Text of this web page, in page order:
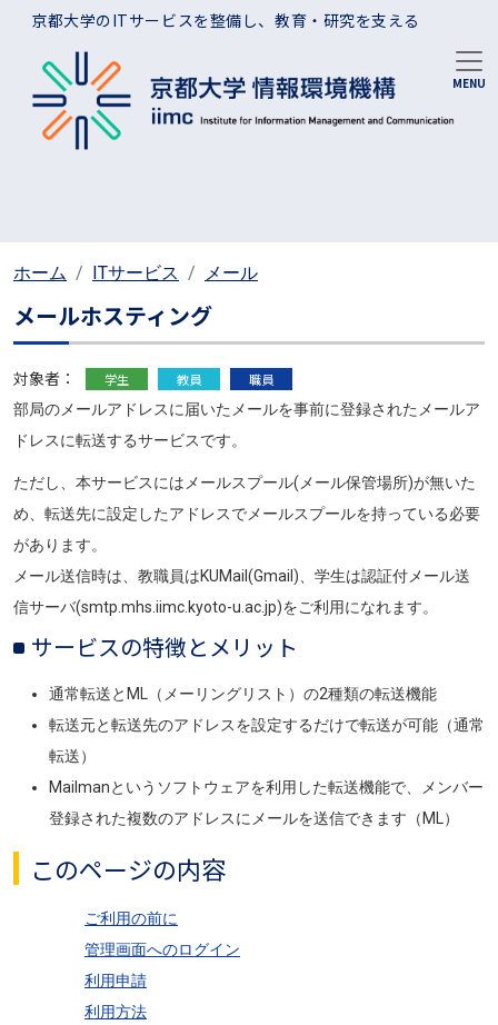
メインコンテンツに移動
京都大学のITサービスを整備し、教育・研究を支える
ホーム ITサービス メール
メールホスティング
対象者： 学生 教員
職員
部局のメールアドレスに届いたメールを事前に登録されたメールア
ドレスに転送するサービスです。
ただし、本サービスにはメールスプール(メール保管場所)が無いた
め、転送先に設定したアドレスでメールスプールを持っている必要
があります。
メール送信時は、教職員はKUMail(Gmail)、学生は認証付メール送
信サーバ(smtp.mhs.iimc.kyoto-u.ac.jp)をご利用になれます。
サービスの特徴とメリット
通常転送とML（メーリングリスト）の2種類の転送機能
転送元と転送先のアドレスを設定するだけで転送が可能（通常
転送）
Mailmanというソフトウェアを利用した転送機能で、メンバー
登録された複数のアドレスにメールを送信できます（ML）
このページの内容
ご利用の前に
管理画面へのログイン
利用申請
利用方法